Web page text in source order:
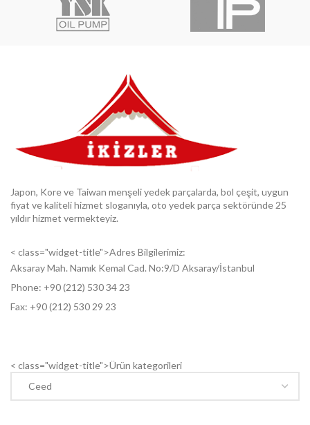
Japon, Kore ve Taiwan menşeli yedek parçalarda, bol çeşit, uygun
fiyat ve kaliteli hizmet sloganıyla, oto yedek parça sektöründe 25
yıldır hizmet vermekteyiz.
< class="widget-title">Adres Bilgilerimiz:
Aksaray Mah. Namık Kemal Cad. No:9/D Aksaray/İstanbul
Phone: +90 (212) 530 34 23
Fax: +90 (212) 530 29 23
< class="widget-title">Ürün kategorileri